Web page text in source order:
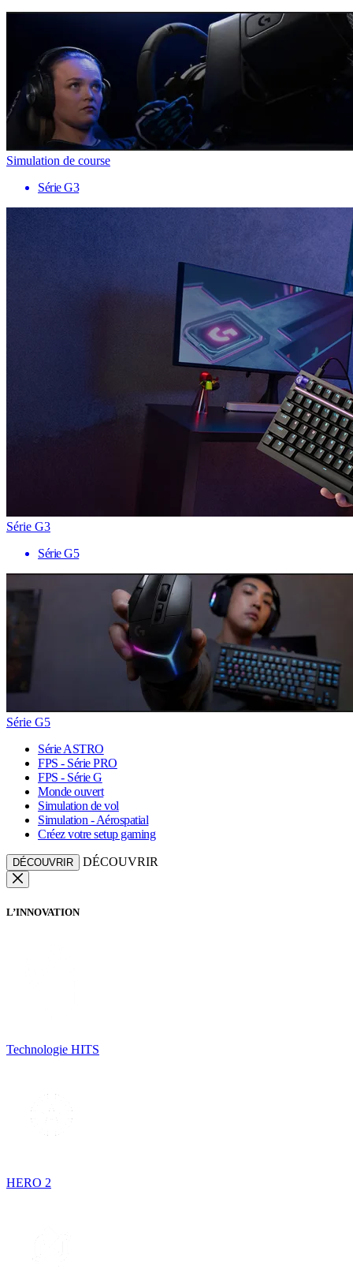
Simulation de course
Série G3
Série G3
Série G5
Série G5
Série ASTRO
FPS - Série PRO
FPS - Série G
Monde ouvert
Simulation de vol
Simulation - Aérospatial
Créez votre setup gaming
DÉCOUVRIR DÉCOUVRIR
L’INNOVATION
Technologie HITS
HERO 2